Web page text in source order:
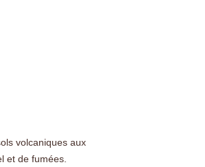
volcaniques aux
et de fumées.